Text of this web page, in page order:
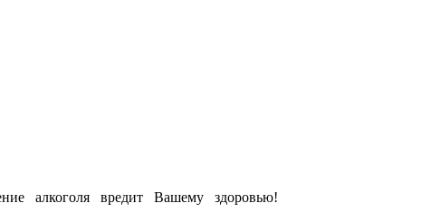
алкоголя вредит Вашему здоровью!